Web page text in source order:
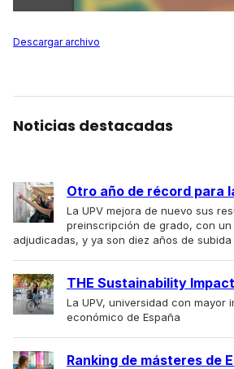
Descargar archivo
Noticias destacadas
Otro año de récord para
La UPV mejora de nuevo sus
preinscripción de grado, con
adjudicadas, y ya son diez años de
THE Sustainability
La UPV, universidad con mayor
económico de España
Ranking de másteres de